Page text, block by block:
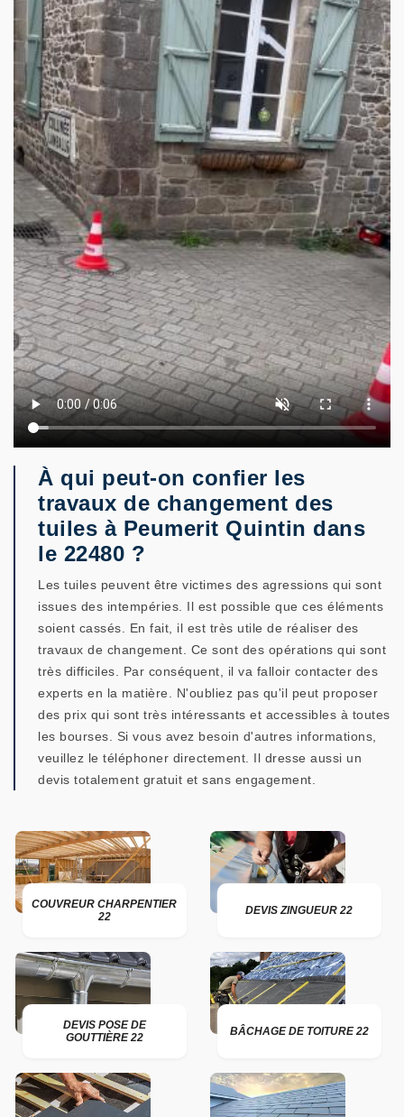
À qui peut-on confier les
travaux de changement des
tuiles à Peumerit Quintin dans
le 22480 ?
Les tuiles peuvent être victimes des agressions qui sont
issues des intempéries. Il est possible que ces éléments
soient cassés. En fait, il est très utile de réaliser des
travaux de changement. Ce sont des opérations qui sont
très difficiles. Par conséquent, il va falloir contacter des
experts en la matière. N'oubliez pas qu'il peut proposer
des prix qui sont très intéressants et accessibles à toutes
les bourses. Si vous avez besoin d'autres informations,
veuillez le téléphoner directement. Il dresse aussi un
devis totalement gratuit et sans engagement.
COUVREUR CHARPENTIER
22
DEVIS ZINGUEUR 22
DEVIS POSE DE
GOUTTIÈRE 22
BÂCHAGE DE TOITURE 22